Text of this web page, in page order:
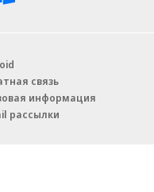
связь
информация
рассылки